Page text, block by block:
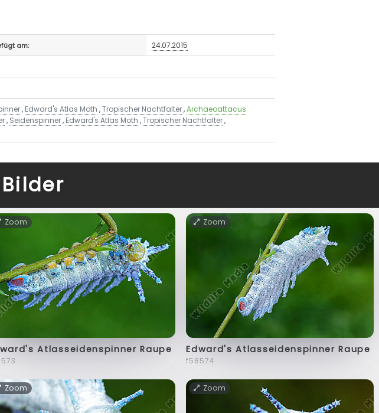
am: 24.07.2015
, Edward's Atlas Moth ,Tropischer Nachtfalter,Archaeoattacus
, Seidenspinner, Edward's Atlas Moth ,Tropischer Nachtfalter,
Zoom
Atlasseidenspinner Raupe
Zoom
Edward's Atlasseidenspinner Raupe
f58574
Zoom Zoom